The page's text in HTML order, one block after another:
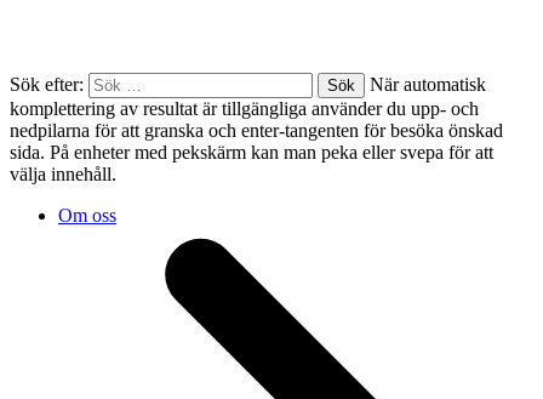
Sök efter:
När automatisk
komplettering av resultat är tillgängliga använder du upp- och
nedpilarna för att granska och enter-tangenten för besöka önskad
sida. På enheter med pekskärm kan man peka eller svepa för att
välja innehåll.
Om oss